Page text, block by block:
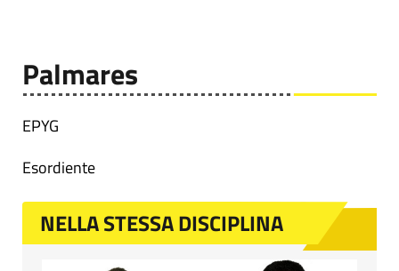
Palmares
EPYG
Esordiente
NELLA STESSA DISCIPLINA